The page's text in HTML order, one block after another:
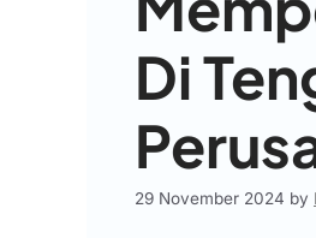
Di
29 November 2024 by